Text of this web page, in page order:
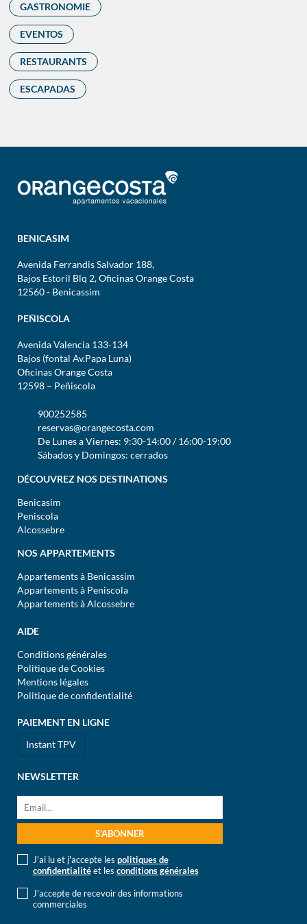
GASTRONOMIE
EVENTOS
RESTAURANTS
ESCAPADAS
BENICASIM
Avenida Ferrandis Salvador 188,
Bajos Estoril Blq 2, Oficinas Orange Costa
12560 - Benicassim
PEÑISCOLA
Avenida Valencia 133-134
Bajos (fontal Av.Papa Luna)
Oficinas Orange Costa
12598 – Peñiscola
900252585
reservas@orangecosta.com
De Lunes a Viernes: 9:30-14:00 / 16:00-19:00
Sábados y Domingos: cerrados
DÉCOUVREZ NOS DESTINATIONS
Benicasim
Peniscola
Alcossebre
NOS APPARTEMENTS
Appartements à Benicassim
Appartements à Peniscola
Appartements à Alcossebre
AIDE
Conditions générales
Politique de Cookies
Mentions légales
Politique de confidentialité
PAIEMENT EN LIGNE
Instant TPV
NEWSLETTER
J'ai lu et j'accepte les politiques de
confidentialitéet les conditions générales
J'accepte de recevoir des informations
commerciales